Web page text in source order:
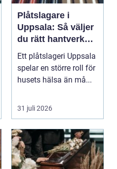
Plåtslagare i
Uppsala: Så väljer
du rätt hantverkare
för tak och fasad
Ett plåtslageri Uppsala
spelar en större roll för
husets hälsa än må...
31 juli 2026